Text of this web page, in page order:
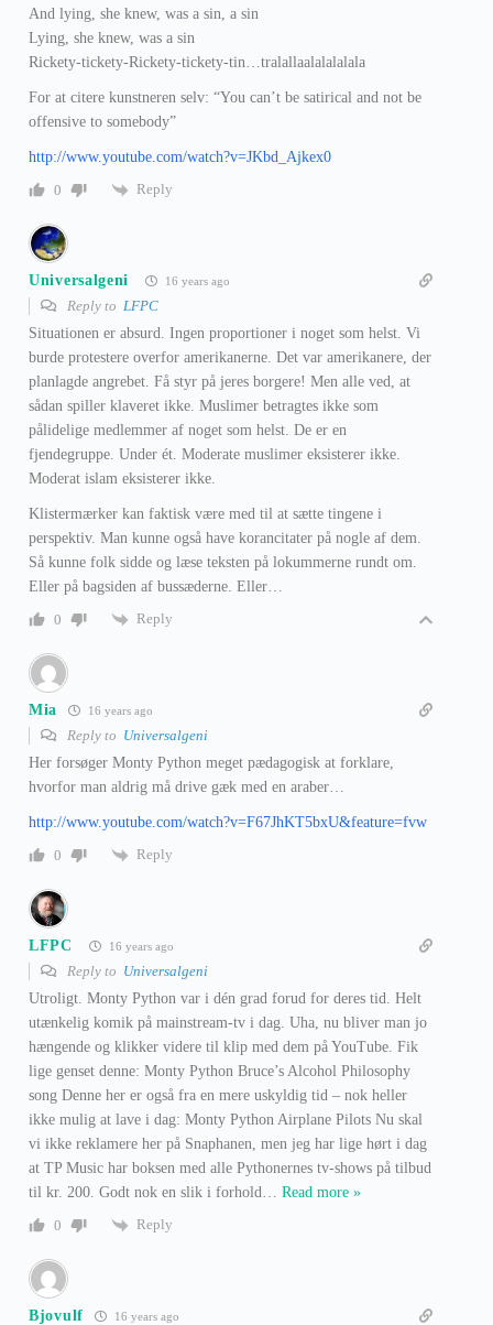
And lying, she knew, was a sin, a sin
Lying, she knew, was a sin
Rickety-tickety-Rickety-tickety-tin…tralallaalalalalala
For at citere kunstneren selv: “You can’t be satirical and not be
offensive to somebody”
http://www.youtube.com/watch?v=JKbd_Ajkex0
0
Reply
Universalgeni 16 years ago
Reply to LFPC
Situationen er absurd. Ingen proportioner i noget som helst. Vi
burde protestere overfor amerikanerne. Det var amerikanere, der
planlagde angrebet. Få styr på jeres borgere! Men alle ved, at
sådan spiller klaveret ikke. Muslimer betragtes ikke som
pålidelige medlemmer af noget som helst. De er en
fjendegruppe. Under ét. Moderate muslimer eksisterer ikke.
Moderat islam eksisterer ikke.
Klistermærker kan faktisk være med til at sætte tingene i
perspektiv. Man kunne også have korancitater på nogle af dem.
Så kunne folk sidde og læse teksten på lokummerne rundt om.
Eller på bagsiden af bussæderne. Eller…
0
Reply
Mia 16 years ago
Reply to Universalgeni
Her forsøger Monty Python meget pædagogisk at forklare,
hvorfor man aldrig må drive gæk med en araber…
http://www.youtube.com/watch?v=F67JhKT5bxU&feature=fvw
0
Reply
LFPC 16 years ago
Reply to Universalgeni
Utroligt. Monty Python var i dén grad forud for deres tid. Helt
utænkelig komik på mainstream-tv i dag. Uha, nu bliver man jo
hængende og klikker videre til klip med dem på YouTube. Fik
lige genset denne: Monty Python Bruce’s Alcohol Philosophy
song Denne her er også fra en mere uskyldig tid – nok heller
ikke mulig at lave i dag: Monty Python Airplane Pilots Nu skal
vi ikke reklamere her på Snaphanen, men jeg har lige hørt i dag
at TP Music har boksen med alle Pythonernes tv-shows på tilbud
til kr. 200. Godt nok en slik i forhold… Read more »
0
Reply
Bjovulf 16 years ago